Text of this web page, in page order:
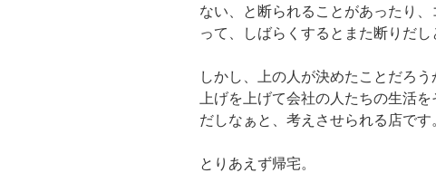
ない、と断られることがあったり
って、しばらくするとまた断りだし
しかし、上の人が決めたことだろ
上げを上げて会社の人たちの生活
だしなぁと、考えさせられる店です
とりあえず帰宅。